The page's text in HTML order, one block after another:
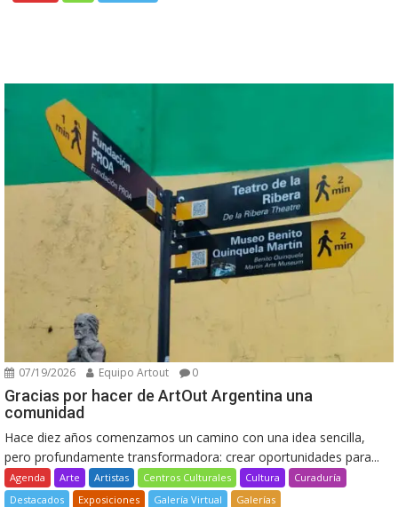
07/19/2026 Equipo Artout 0
Gracias por hacer de ArtOut Argentina una
comunidad
Hace diez años comenzamos un camino con una idea sencilla,
pero profundamente transformadora: crear oportunidades para...
Agenda Arte Artistas Centros Culturales Cultura
Curaduría
Destacados
Exposiciones Galería Virtual Galerías